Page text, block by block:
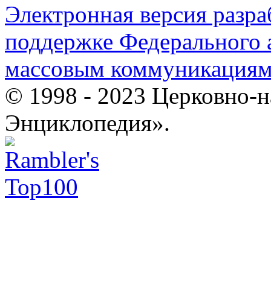
Электронная версия
поддержке Федерального
массовым
© 1998 - 2023 Церковно-
Энциклопедия».